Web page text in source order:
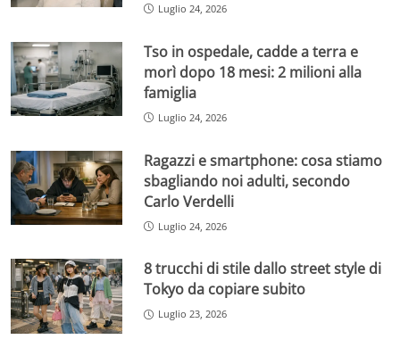
Luglio 24, 2026
Tso in ospedale, cadde a terra e
morì dopo 18 mesi: 2 milioni alla
famiglia
Luglio 24, 2026
Ragazzi e smartphone: cosa stiamo
sbagliando noi adulti, secondo
Carlo Verdelli
Luglio 24, 2026
8 trucchi di stile dallo street style di
Tokyo da copiare subito
Luglio 23, 2026